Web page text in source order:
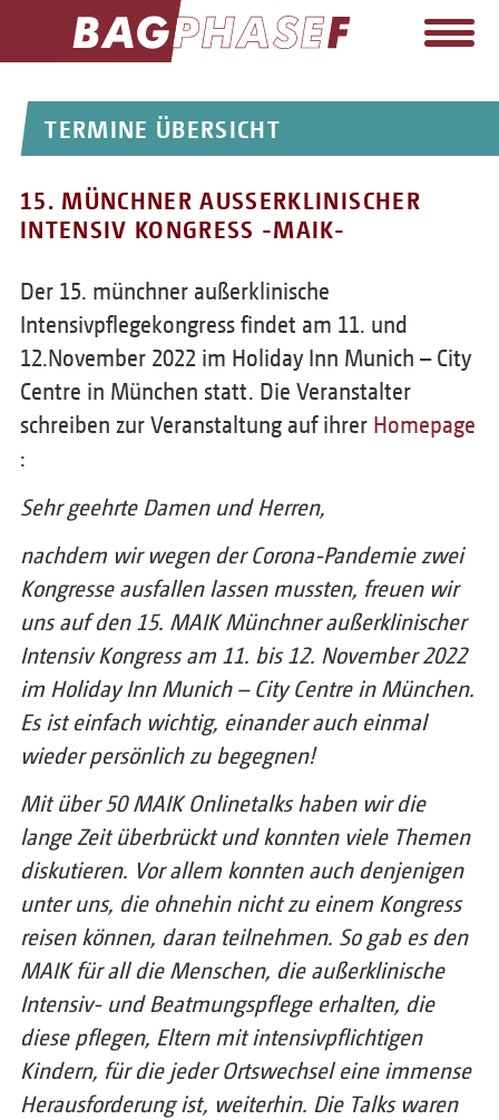
EINRICHTUNGEN+LAG
AUFGABEN
TERMINE
WIKI
FORTBILDUNG
MITGLIEDSCHAFT
TERMINE ÜBERSICHT
15. MÜNCHNER AUSSERKLINISCHER I
NTENSIV KONGRESS -MAIK-
Der 15. münchner außerklinische
Intensivpflegekongress findet am 11. und
12.November 2022 im Holiday Inn Munich – City
Centre in München statt. Die Veranstalter
schreiben zur Veranstaltung auf ihrer Homepage
:
Sehr geehrte Damen und Herren,
nachdem wir wegen der Corona-Pandemie zwei
Kongresse ausfallen lassen mussten, freuen wir
uns auf den 15. MAIK Münchner außerklinischer
Intensiv Kongress am 11. bis 12. November 2022
im Holiday Inn Munich – City Centre in München.
Es ist einfach wichtig, einander auch einmal
wieder persönlich zu begegnen!
Mit über 50 MAIK Onlinetalks haben wir die
lange Zeit überbrückt und konnten viele Themen
diskutieren. Vor allem konnten auch denjenigen
unter uns, die ohnehin nicht zu einem Kongress
reisen können, daran teilnehmen. So gab es den
MAIK für all die Menschen, die außerklinische
Intensiv- und Beatmungspflege erhalten, die
diese pflegen, Eltern mit intensivpflichtigen
Kindern, für die jeder Ortswechsel eine immense
Herausforderung ist, weiterhin. Die Talks waren